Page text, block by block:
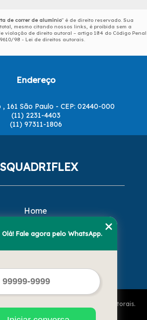
de correr de alumínio" é de direito reservado. Sua
mesmo citando nossos links, é proibida sem a
violação de direito autoral – artigo 184 do Código Penal
98 - Lei de direitos autorais.
Endereço
161 São Paulo - CEP: 02440-000
(11) 2231-4403
(11) 97311-1806
Home
Missão
Serviços
Contato
está sujeito à proteção de direitos autorais.
(Lei 9610 de 19/02/1998)
Olá! Fale agora pelo WhatsApp.